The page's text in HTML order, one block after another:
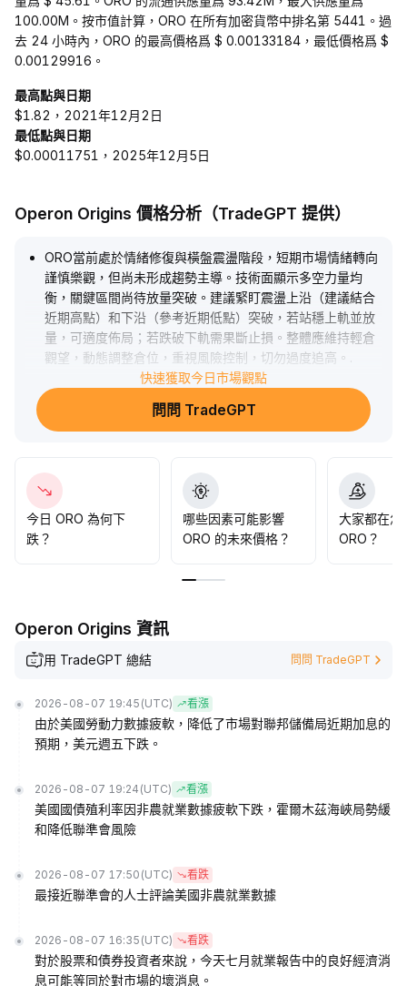
100.00M。按市值計算，ORO 在所有加密貨幣中排名第 5441。過
去 24 小時內，ORO 的最高價格爲 $ 0.00133184，最低價格爲 $
0.00129916。
最高點與日期
$1.82，2021年12月2日
最低點與日期
$0.00011751，2025年12月5日
Operon Origins 價格分析（TradeGPT 提供）
ORO當前處於情緒修復與橫盤震盪階段，短期市場情緒轉向
謹慎樂觀，但尚未形成趨勢主導。技術面顯示多空力量均
衡，關鍵區間尚待放量突破。建議緊盯震盪上沿（建議結合
近期高點）和下沿（參考近期低點）突破，若站穩上軌並放
量，可適度佈局；若跌破下軌需果斷止損。整體應維持輕倉
觀望，動態調整倉位，重視風險控制，切勿過度追高。
快速獲取今日市場觀點
問問 TradeGPT
今日 ORO 為何下
跌？
哪些因素可能影響
ORO 的未來價格？
大家都在怎
ORO？
Operon Origins 資訊
用 TradeGPT 總結 問問 TradeGPT
2026-08-07 19:45 (UTC) 看漲
由於美國勞動力數據疲軟，降低了市場對聯邦儲備局近期加息的
預期，美元週五下跌。
2026-08-07 19:24 (UTC) 看漲
美國國債殖利率因非農就業數據疲軟下跌，霍爾木茲海峽局勢緩
和降低聯準會風險
2026-08-07 17:50 (UTC) 看跌
最接近聯準會的人士評論美國非農就業數據
2026-08-07 16:35 (UTC) 看跌
對於股票和債券投資者來說，今天七月就業報告中的良好經濟消
息可能等同於對市場的壞消息。